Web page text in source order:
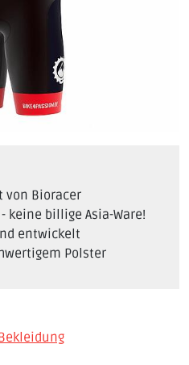
von Bioracer
keine billige Asia-Ware!
entwickelt
Polster